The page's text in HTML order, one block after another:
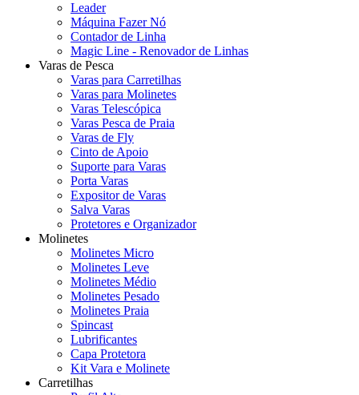
Leader
Máquina Fazer Nó
Contador de Linha
Magic Line - Renovador de Linhas
Varas de Pesca
Varas para Carretilhas
Varas para Molinetes
Varas Telescópica
Varas Pesca de Praia
Varas de Fly
Cinto de Apoio
Suporte para Varas
Porta Varas
Expositor de Varas
Salva Varas
Protetores e Organizador
Molinetes
Molinetes Micro
Molinetes Leve
Molinetes Médio
Molinetes Pesado
Molinetes Praia
Spincast
Lubrificantes
Capa Protetora
Kit Vara e Molinete
Carretilhas